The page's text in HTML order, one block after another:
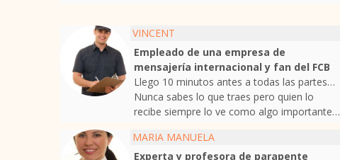
VINCENT
Empleado de una empresa de
mensajería internacional y fan del FCB
Llego 10 minutos antes a todas las partes…
Nunca sabes lo que traes pero quien lo
recibe siempre lo ve como algo importante…
MARIA MANUELA
Experta y profesora de parapente